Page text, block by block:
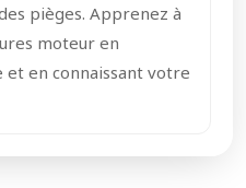
pièges. Apprenez à
moteur en
et en connaissant votre